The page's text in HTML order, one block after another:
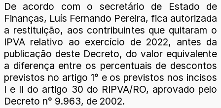
De acordo com o secretário de Estado de
Finanças, Luís Fernando Pereira, fica autorizada
a restituição, aos contribuintes que quitaram o
IPVA relativo ao exercício de 2022, antes da
publicação deste Decreto, do valor equivalente
a diferença entre os percentuais de descontos
previstos no artigo 1° e os previstos nos incisos
I e II do artigo 30 do RIPVA/RO, aprovado pelo
Decreto n° 9.963, de 2002.